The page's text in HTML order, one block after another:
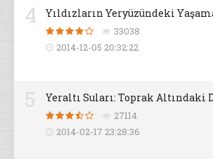
4 Yıldızların Yeryüzündeki
33038
2014-12-05 20:32:22
Yeraltı Suları: Toprak Altındaki
27114
2014-02-17 23:28:36